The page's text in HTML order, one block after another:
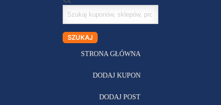
kuponów
SZUKAJ
STRONA GŁÓWNA
DODAJ KUPON
DODAJ POST